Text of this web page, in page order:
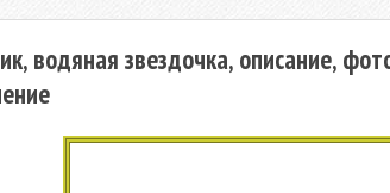
водяная звездочка, описание,